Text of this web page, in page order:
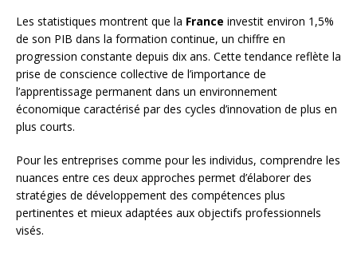
Les statistiques montrent que la France investit environ 1,5%
de son PIB dans la formation continue, un chiffre en
progression constante depuis dix ans. Cette tendance reflète la
prise de conscience collective de l’importance de
l’apprentissage permanent dans un environnement
économique caractérisé par des cycles d’innovation de plus en
plus courts.
Pour les entreprises comme pour les individus, comprendre les
nuances entre ces deux approches permet d’élaborer des
stratégies de développement des compétences plus
pertinentes et mieux adaptées aux objectifs professionnels
visés.